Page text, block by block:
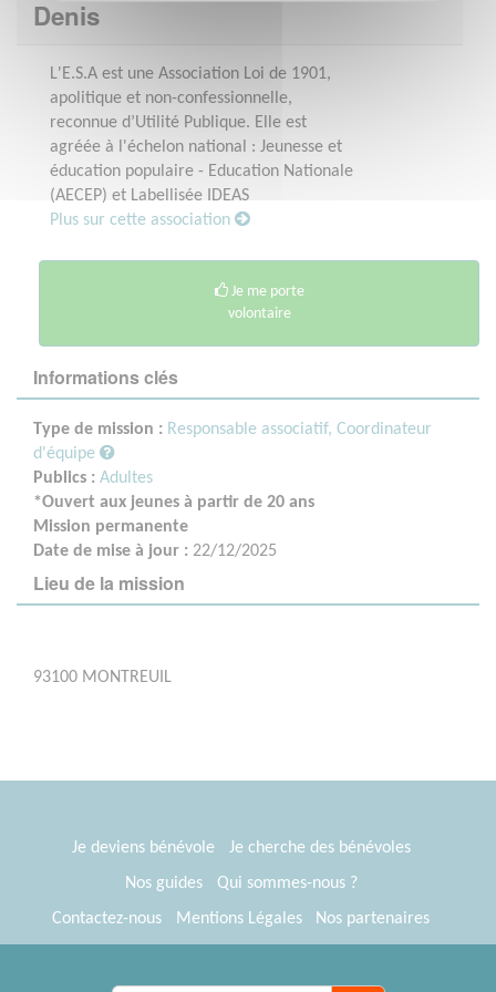
Denis
L'E.S.A est une Association Loi de 1901,
apolitique et non-confessionnelle,
reconnue d’Utilité Publique. Elle est
agréée à l'échelon national : Jeunesse et
éducation populaire - Education Nationale
(AECEP) et Labellisée IDEAS
Plus sur cette association
Je me porte
volontaire
Informations clés
Type de mission : Responsable associatif, Coordinateur
d'équipe
Publics : Adultes
*Ouvert aux jeunes à partir de 20 ans
Mission permanente
Date de mise à jour : 22/12/2025
Lieu de la mission
93100 MONTREUIL
Je deviens bénévole
Je cherche des bénévoles
Nos guides
Qui sommes-nous ?
Contactez-nous
Mentions Légales
Nos partenaires